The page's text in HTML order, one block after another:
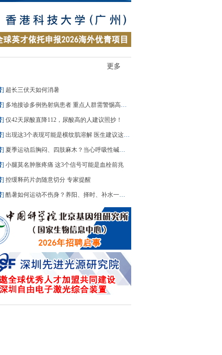
更多
] 超长三伏天如何消暑
] 多地接诊多例热射病患者 重点人群需警惕高温“杀手”
] 仅42天尿酸直降112，尿酸高的人建议照抄！
] 出现这3个表现可能是横纹肌溶解 医生建议这样科学运动
] 夏季运动后胸闷、四肢麻木？当心呼吸性碱中毒
] 小腿莫名肿胀疼痛 这3个信号可能是血栓前兆
] 控缓释药片勿随意切分 专家提醒
] 酷暑如何运动不伤身？养阳、择时、补水一文讲清|运动是良医